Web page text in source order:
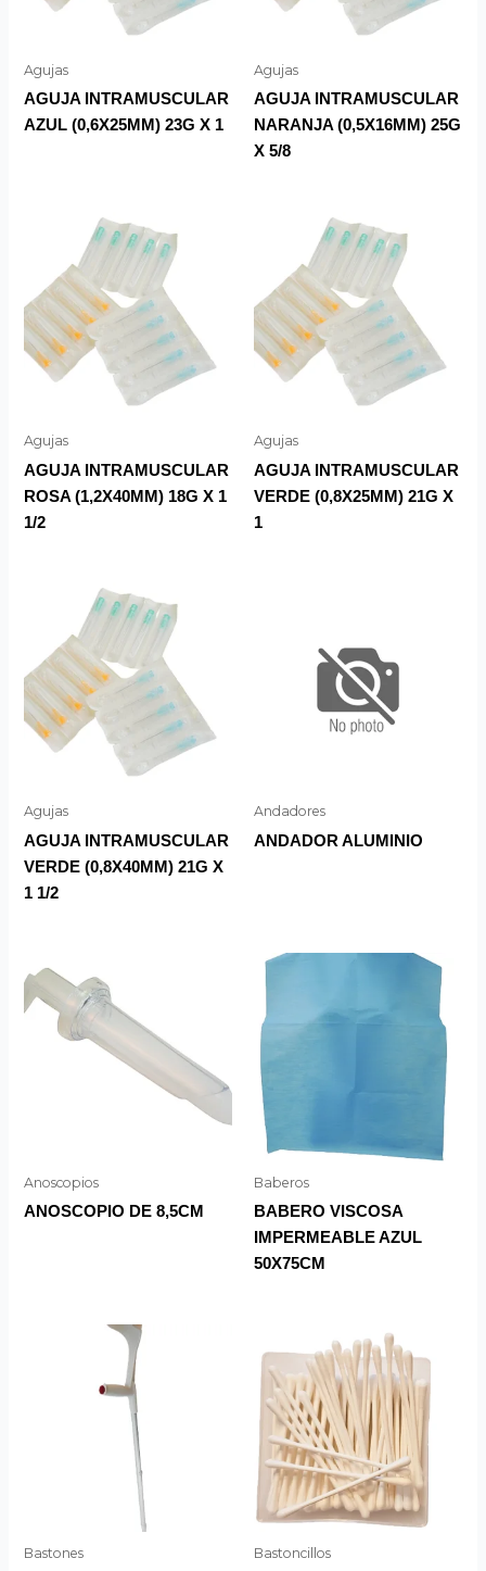
Agujas
AGUJA INTRAMUSCULAR
AZUL (0,6X25MM) 23G X 1
Agujas
AGUJA INTRAMUSCULAR
NARANJA (0,5X16MM) 25G
X 5/8
Agujas
AGUJA INTRAMUSCULAR
ROSA (1,2X40MM) 18G X 1
1/2
Agujas
AGUJA INTRAMUSCULAR
VERDE (0,8X25MM) 21G X
1
Agujas
AGUJA INTRAMUSCULAR
VERDE (0,8X40MM) 21G X
1 1/2
Andadores
ANDADOR ALUMINIO
Anoscopios
ANOSCOPIO DE 8,5CM
Baberos
BABERO VISCOSA
IMPERMEABLE AZUL
50X75CM
Bastones Bastoncillos